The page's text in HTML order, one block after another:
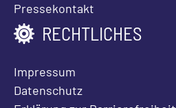
Pressekontakt
RECHTLICHES
Impressum
Datenschutz